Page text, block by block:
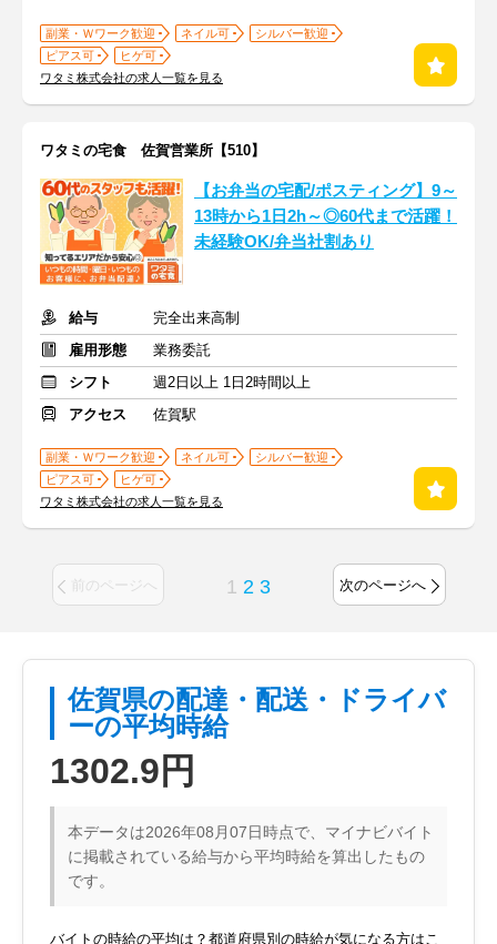
副業・Ｗワーク歓迎 ネイル可
シルバー歓迎
ピアス可
ヒゲ可
ワタミ株式会社の求人一覧を見る
ワタミの宅食 佐賀営業所【510】
【お弁当の宅配/ポスティング】9～
13時から1日2h～◎60代まで活躍！
未経験OK/弁当社割あり
給与
完全出来高制
雇用形態
業務委託
シフト
週2日以上 1日2時間以上
アクセス
佐賀駅
副業・Ｗワーク歓迎 ネイル可
シルバー歓迎
ピアス可
ヒゲ可
ワタミ株式会社の求人一覧を見る
前のページへ 1 2 3 次のページへ
佐賀県の配達・配送・ドライバ
ーの平均時給
1302.9円
本データは2026年08月07日時点で、マイナビバイト
に掲載されている給与から平均時給を算出したもの
です。
バイトの時給の平均は？都道府県別の時給が気になる方はこ